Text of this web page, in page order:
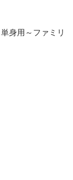
身用～ファミリ